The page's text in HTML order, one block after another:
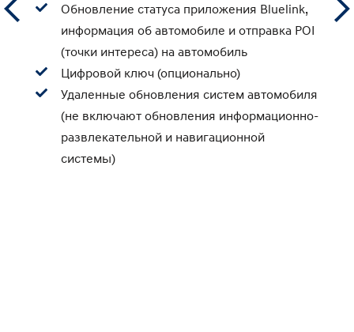
Обновление статуса приложения Bluelink,
информация об автомобиле и отправка POI
(точки интереса) на автомобиль
Цифровой ключ (опционально)
Удаленные обновления систем автомобиля
(не включают обновления информационно-
развлекательной и навигационной
системы)